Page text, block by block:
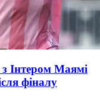
з Інтером Маямі
фіналу